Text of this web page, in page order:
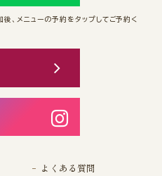
メニューの予約をタップしてご予約く
よくある質問